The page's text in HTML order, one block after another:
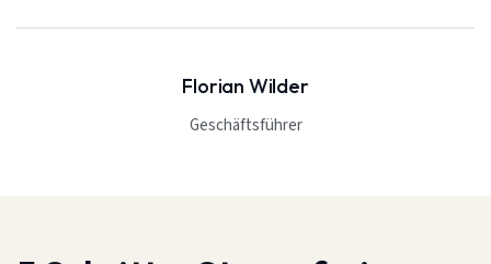
Florian Wilder
Geschäftsführer